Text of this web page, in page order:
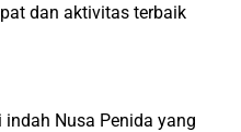
dan aktivitas terbaik
Nusa Penida yang